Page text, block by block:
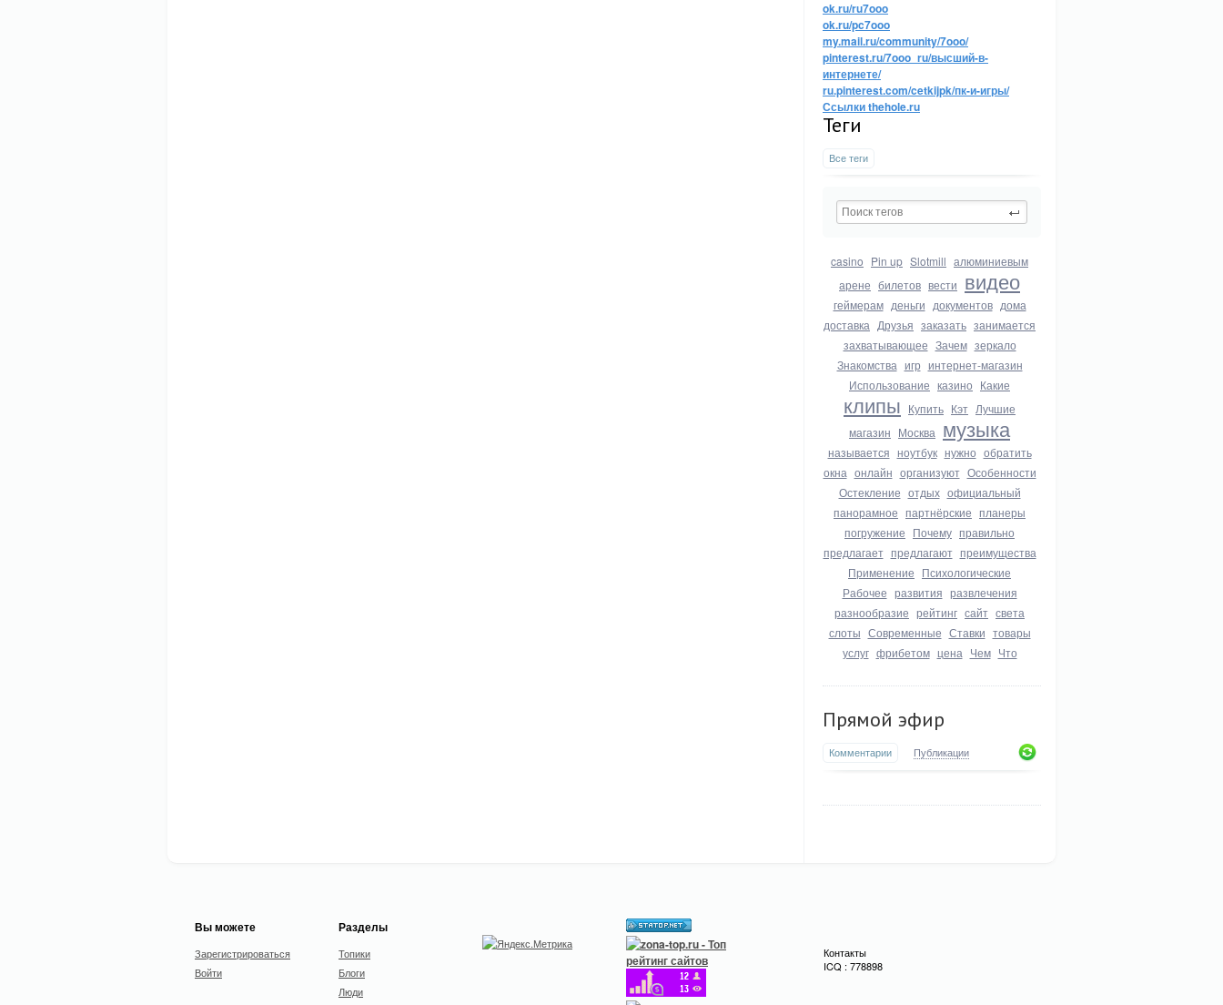
ok.ru/ru7ooo
ok.ru/pc7ooo
my.mail.ru/community/7ooo/
pinterest.ru/7ooo_ru/высший-в-
интернете/
ru.pinterest.com/cetkijpk/пк-и-игры/
Ссылки thehole.ru
Теги
Все теги
casino Pin up Slotmill алюминиевым
арене билетов вести видео
геймерам деньги документов дома
доставка Друзья заказать занимается
захватывающее Зачем зеркало
Знакомства игр интернет-магазин
Использование казино Какие
клипы Купить Кэт Лучшие
магазин Москва музыка
называется ноутбук нужно обратить
окна онлайн организуют Особенности
Остекление отдых официальный
панорамное партнёрские планеры
погружение Почему правильно
предлагает предлагают преимущества
Применение Психологические
Рабочее развития развлечения
разнообразие рейтинг сайт света
слоты Современные Ставки товары
услуг фрибетом цена Чем Что
Прямой эфир
Комментарии Публикации
Вы можете
Зарегистрироваться
Войти
Разделы
Топики
Блоги
Люди
Контакты
ICQ : 778898